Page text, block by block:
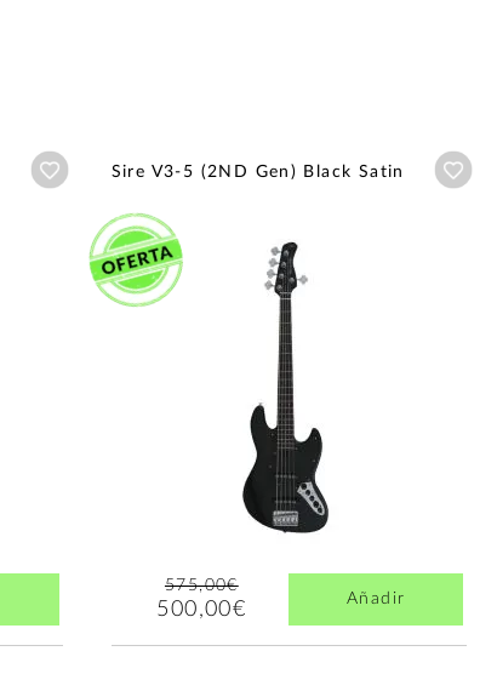
Añadir a wishlist
Sire V3-5 (2ND Gen) Black Satin
575,00€
500,00€ Añadir